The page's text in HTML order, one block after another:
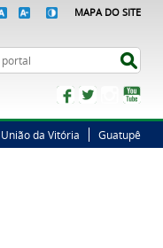
MAPA DO SITE
FacebookTwitterInstagram
União da Vitória Guatupê